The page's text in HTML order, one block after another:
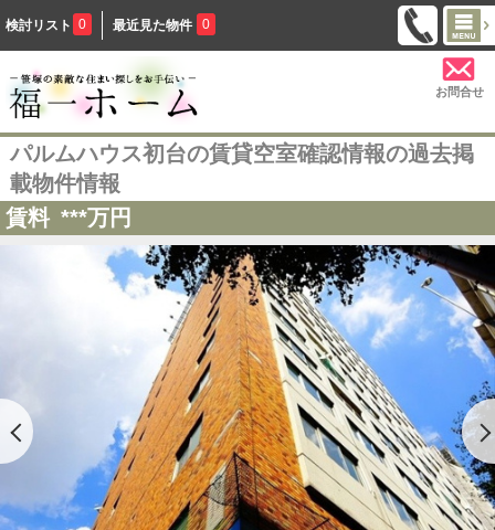
検討リスト 0 最近見た物件 0
お問合せ
パルムハウス初台の賃貸空室確認情報の過去掲
載物件情報
賃料 ***万円